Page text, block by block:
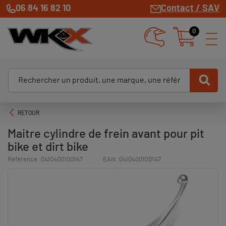
06 84 16 82 10 Contact / SAV
0
RETOUR
Maitre cylindre de frein avant pour pit
bike et dirt bike
Référence :0410400100147 EAN :0410400100147